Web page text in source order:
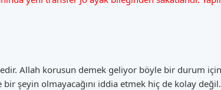
Allah korusun demek geliyor böyle bir durum
şeyin olmayacağını iddia etmek hiç de kolay